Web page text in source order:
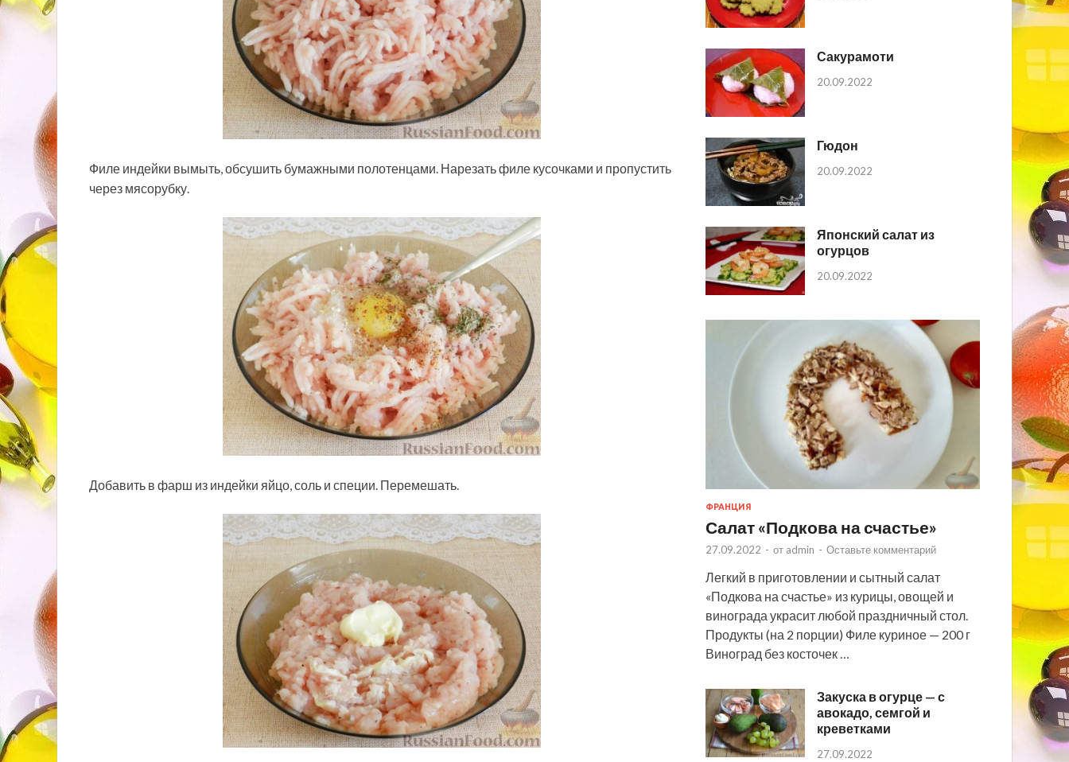
Филе индейки вымыть, обсушить бумажными полотенцами. Нарезать филе кусочками и пропустить
через мясорубку.
Добавить в фарш из индейки яйцо, соль и специи. Перемешать.
Сакурамоти
20.09.2022
Гюдон
20.09.2022
Японский салат из
огурцов
20.09.2022
ФРАНЦИЯ
Салат «Подкова на счастье»
27.09.2022 - от admin - Оставьте комментарий
Легкий в приготовлении и сытный салат
«Подкова на счастье» из курицы, овощей и
винограда украсит любой праздничный стол.
Продукты (на 2 порции) Филе куриное — 200 г
Виноград без косточек …
Закуска в огурце — с
авокадо, семгой и
креветками
27.09.2022